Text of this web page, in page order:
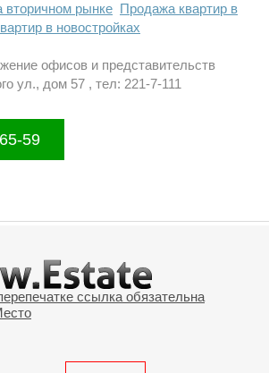
вторичном рынке Продажа квартир в
в новостройках
офисов и представительств
ул., дом 57 , тел: 221-7-111
59
ссылка обязательна